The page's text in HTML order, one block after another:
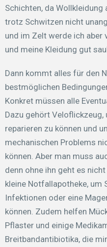
Schichten, da
trotz Schwitzen nicht
und im Zelt werde ich aber
und meine Kleidung gut
Dann kommt alles für den
bestmöglichen
Konkret müssen alle
Dazu gehört
reparieren zu können und
mechanischen Problems
können. Aber man muss
denn ohne ihn geht es
kleine Notfallapotheke, um
Infektionen oder eine
können. Zudem helfen
Pflaster und einige
Breitbandantibiotika, die